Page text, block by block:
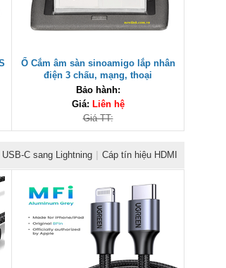
Ổ Cắm âm sàn sinoamigo lắp nhân
điện 3 chấu, mạng, thoại
Bảo hành:
Giá: Liên hệ
Giá TT:
USB-C sang Lightning | Cáp tín hiệu HDMI